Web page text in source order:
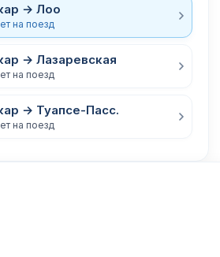
→ Лоо
на поезд
→ Лазаревская
на поезд
→ Туапсе-Пасс.
на поезд